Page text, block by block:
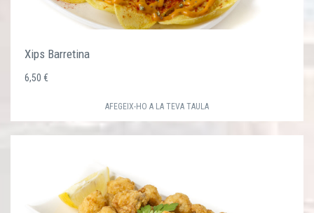
Xips Barretina
6,50 €
AFEGEIX-HO A LA TEVA TAULA